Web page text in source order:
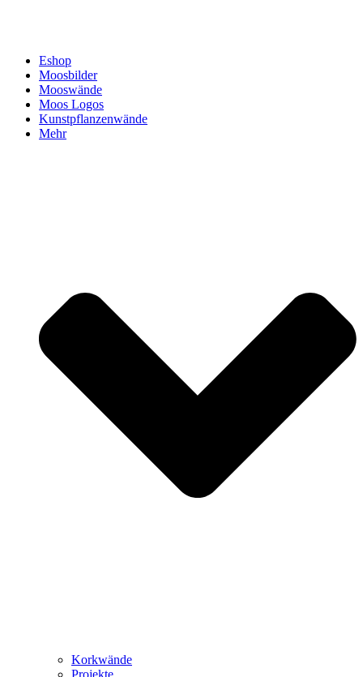
Eshop
Moosbilder
Mooswände
Moos Logos
Kunstpflanzenwände
Mehr
Korkwände